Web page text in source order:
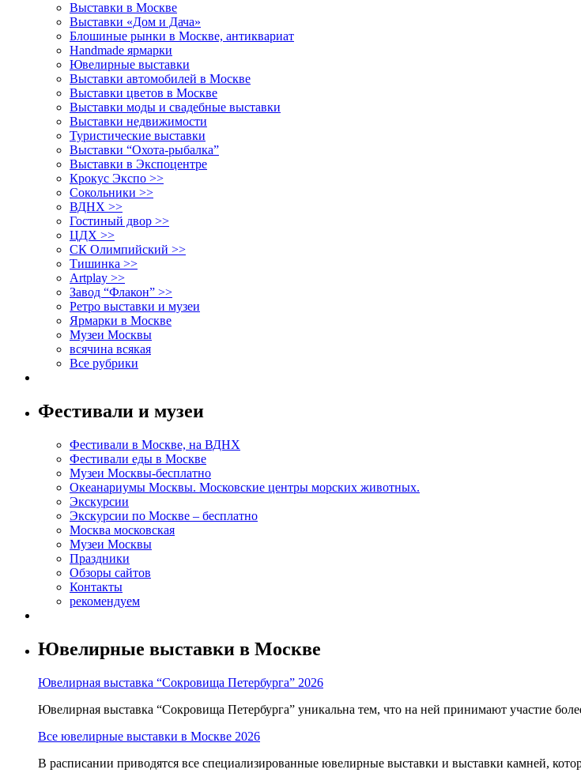
Выставки в Москве
Выставки «Дом и Дача»
Блошиные рынки в Москве, антиквариат
Handmade ярмарки
Ювелирные выставки
Выставки автомобилей в Москве
Выставки цветов в Москве
Выставки моды и свадебные выставки
Выставки недвижимости
Туристические выставки
Выставки “Охота-рыбалка”
Выставки в Экспоцентре
Крокус Экспо >>
Сокольники >>
ВДНХ >>
Гостиный двор >>
ЦДХ >>
СК Олимпийский >>
Тишинка >>
Artplay >>
Завод “Флакон” >>
Ретро выставки и музеи
Ярмарки в Москве
Музеи Москвы
всячина всякая
Все рубрики
Фестивали и музеи
Фестивали в Москве, на ВДНХ
Фестивали еды в Москве
Музеи Москвы-бесплатно
Океанариумы Москвы. Московские центры морских животных.
Экскурсии
Экскурсии по Москве – бесплатно
Москва московская
Музеи Москвы
Праздники
Обзоры сайтов
Контакты
рекомендуем
Ювелирные выставки в Москве
Ювелирная выставка “Сокровища Петербурга” 2026
Ювелирная выставка “Сокровища Петербурга” уникальна тем, что на ней принимают участие
Все ювелирные выставки в Москве 2026
В расписании приводятся все специализированные ювелирные выставки и выставки камней,